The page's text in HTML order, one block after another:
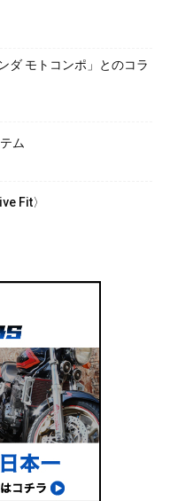
ダ モトコンポ」とのコラ
ム
Fit〉